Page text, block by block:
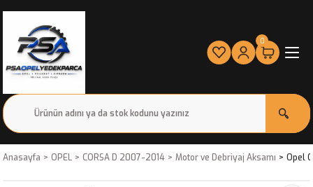
0
Anasayfa OPEL CORSA D 2007-2014 Motor ve Debriyaj Aksamı Opel